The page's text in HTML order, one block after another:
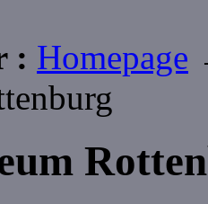
: Homepage